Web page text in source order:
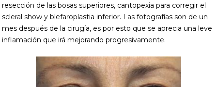
resección de las bosas superiores, cantopexia para corregir el
scleral show y blefaroplastia inferior. Las fotografías son de un
mes después de la cirugía, es por esto que se aprecia una leve
inflamación que irá mejorando progresivamente.